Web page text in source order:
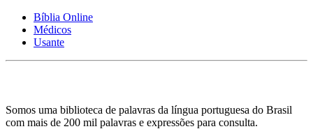
Bíblia Online
Médicos
Usante
Somos uma biblioteca de palavras da língua portuguesa do Brasil
com mais de 200 mil palavras e expressões para consulta.